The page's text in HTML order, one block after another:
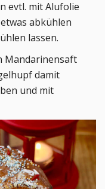
evtl. mit Alufolie
abkühlen
lassen.
Mandarinensaft
damit
und mit